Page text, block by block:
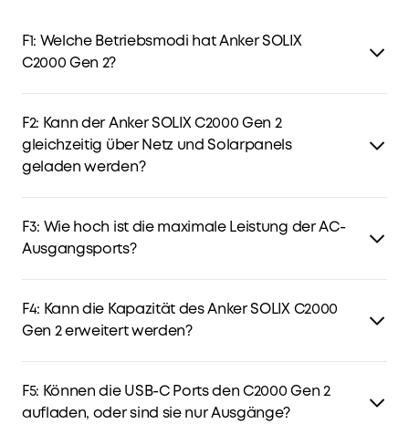
F1: Welche Betriebsmodi hat Anker SOLIX
C2000 Gen 2?
(TOU), Storm Guard und Fast Charging Plan. TOU optimiert
Laden und Entladen nach Strompreisen, während Storm
Guard und Fast Charging Plan Notstrom für Stromausfälle
F2: Kann der Anker SOLIX C2000 Gen 2
gleichzeitig über Netz und Solarpanels
geladen werden?
Laden ergänzt.
F3: Wie hoch ist die maximale Leistung der AC-
Ausgangsports?
4000W Spitzenleistung.
F4: Kann die Kapazität des Anker SOLIX C2000
Gen 2 erweitert werden?
Erweiterungsakku.
F5: Können die USB-C Ports den C2000 Gen 2
aufladen, oder sind sie nur Ausgänge?